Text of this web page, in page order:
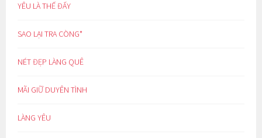
YÊU LÀ THẾ ĐẤY
SAO LẠI TRA CÒNG*
NÉT ĐẸP LÀNG QUÊ
MÃI GIỮ DUYÊN TÌNH
LÀNG YÊU